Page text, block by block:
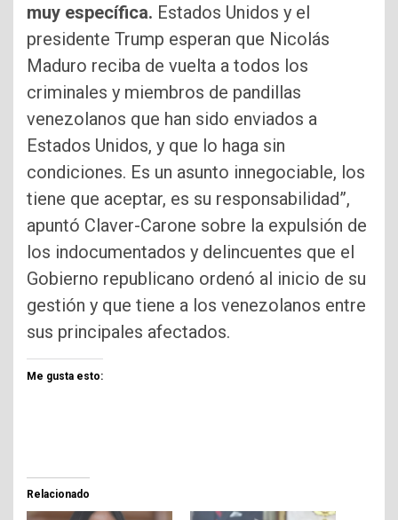
muy específica. Estados Unidos y el
presidente Trump esperan que Nicolás
Maduro reciba de vuelta a todos los
criminales y miembros de pandillas
venezolanos que han sido enviados a
Estados Unidos, y que lo haga sin
condiciones. Es un asunto innegociable, los
tiene que aceptar, es su responsabilidad”,
apuntó Claver-Carone sobre la expulsión de
los indocumentados y delincuentes que el
Gobierno republicano ordenó al inicio de su
gestión y que tiene a los venezolanos entre
sus principales afectados.
Me gusta esto:
Relacionado